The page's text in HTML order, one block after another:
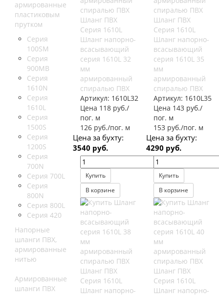
армированные
пластиковым
прутком
Серия
100SM
Серия
900MB
Серия
1610N
Серия
1610L
Серия
1500S
Серия
1200S
Серия
700N
Серия 700L
Серия
800N
Серия 800L
Серия 420
Напорные
шланги ПВХ,
армированные
нитью
Армированные
шланги ПВХ
Шланг ПВХ
Серия 1610L
Шланг напорно-
всасывающий
серия 1610L 32
мм
армированный
спиралью ПВХ
Артикул: 1610L32
Цена 118 руб./
пог. м
126 руб./пог. м
Цена за бухту:
3540 руб.
Купить
В корзине
Шланг ПВХ
Серия 1610L
Шланг напорно-
всасывающий
серия 1610L 35
мм
армированный
спиралью ПВХ
Артикул: 1610L35
Цена 143 руб./
пог. м
153 руб./пог. м
Цена за бухту:
4290 руб.
Купить
В корзине
Шланг ПВХ
Серия 1610L
Шланг напорно-
Шланг ПВХ
Серия 1610L
Шланг напорно-